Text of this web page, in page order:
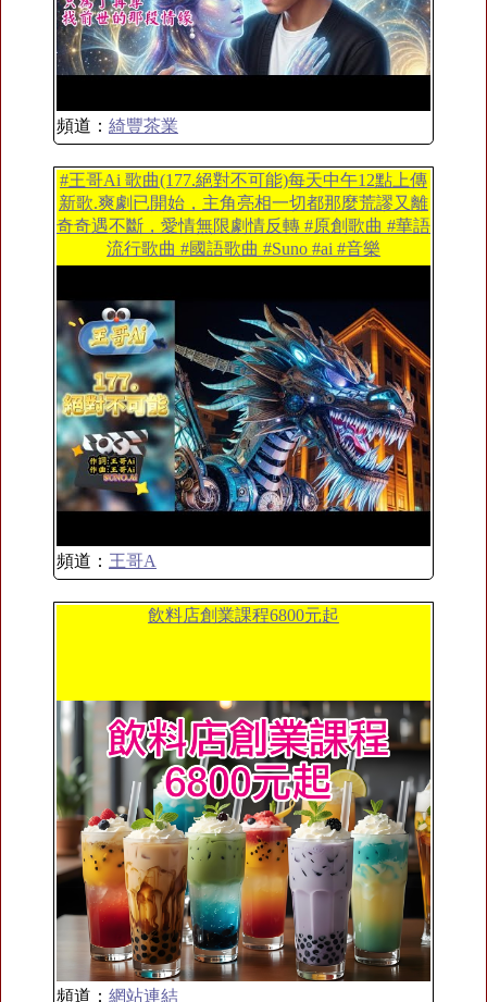
頻道： 綺豐茶業
#王哥Ai 歌曲(177.絕對不可能)每天中午12點上傳
新歌.爽劇已開始，主角亮相一切都那麼荒謬又離
奇奇遇不斷，愛情無限劇情反轉 #原創歌曲 #華語
流行歌曲 #國語歌曲 #Suno #ai #音樂
頻道： 王哥A
飲料店創業課程6800元起
頻道： 網站連結